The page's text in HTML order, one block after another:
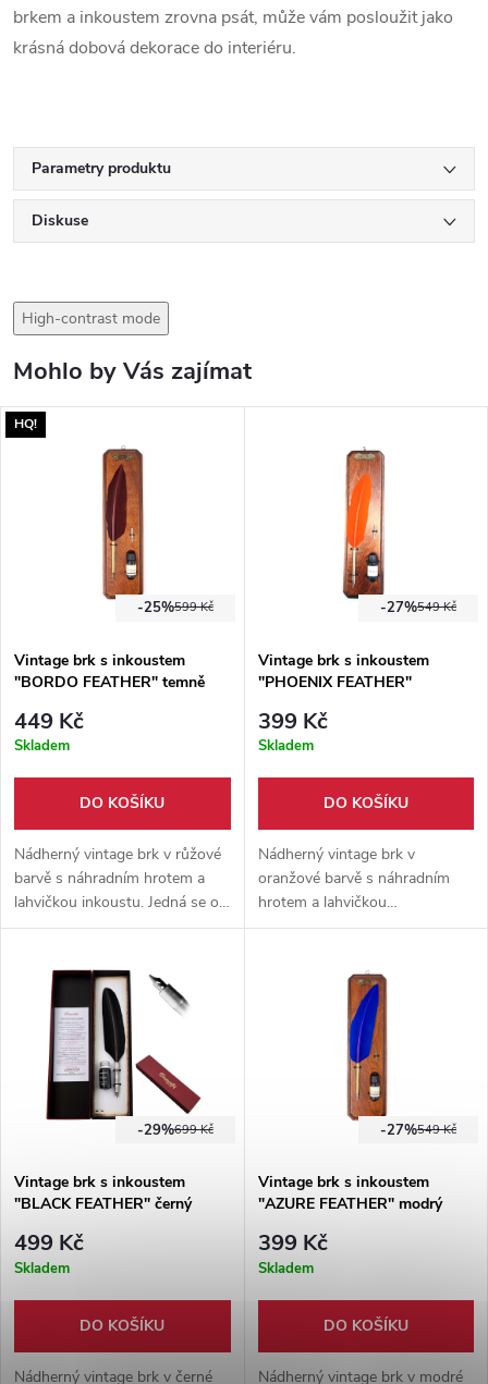
brkem a inkoustem zrovna psát, může vám posloužit jako
krásná dobová dekorace do interiéru.
Parametry produktu
Diskuse
High-contrast mode
Mohlo by Vás zajímat
HQ!
599 Kč
-25%
Vintage brk s inkoustem
"BORDO FEATHER" temně
449 Kč
Skladem
DO KOŠÍKU
Nádherný vintage brk v růžové
barvě s náhradním hrotem a
lahvičkou inkoustu. Jedná se o
nástroj vhodný k
balení je dřevěná plaketa.
549 Kč
-27%
Vintage brk s inkoustem
"PHOENIX FEATHER"
399 Kč
Skladem
DO KOŠÍKU
Nádherný vintage brk v
oranžové barvě s náhradním
hrotem a lahvičkou
inkoustu. Jedná se o nástroj
psaní. Součástí balení je
dřevěná plaketa.
699 Kč
-29%
Vintage brk s inkoustem
"BLACK FEATHER" černý
499 Kč
Skladem
DO KOŠÍKU
Nádherný vintage brk v černé
549 Kč
-27%
Vintage brk s inkoustem
"AZURE FEATHER" modrý
399 Kč
Skladem
DO KOŠÍKU
Nádherný vintage brk v modré